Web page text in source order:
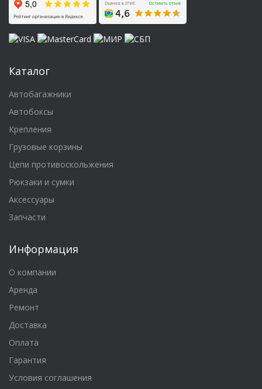
Каталог
Автобагажники
Автобоксы
Крепления
Грузовые корзины
Цепи противоскольжения
Рюкзаки и сумки
Аксессуары
Запчасти
Информация
О компании
Аренда
Ремонт
Доставка
Оплата
Гарантия
Условия соглашения